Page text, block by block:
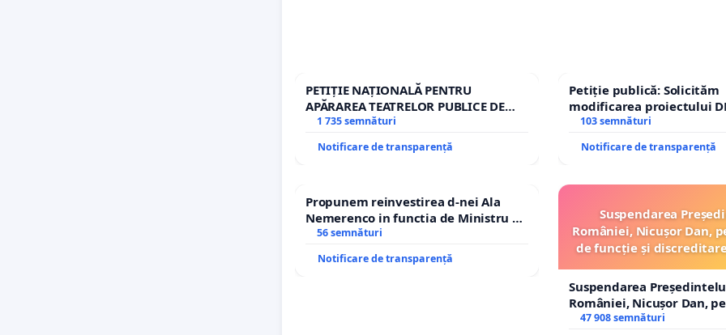
PETIȚIE NAȚIONALĂ PENTRU
APĂRAREA TEATRELOR PUBLICE DE
REPERTORIU DIN ROMÂNIA
1 735 semnături
Notificare de transparență
Petiție publică: Solicităm
modificarea proiectului
– Hanu Conachi) prin
103 semnături
Notificare de transparență
Propunem reinvestirea d-nei Ala
Nemerenco in functia de Ministru al
Sanatatii
56 semnături
Notificare de transparență
Suspendarea
României, Nicușor Dan,
de funcție și
Suspendarea
României, Nicușor Dan,
de funcție și
47 908 semnături